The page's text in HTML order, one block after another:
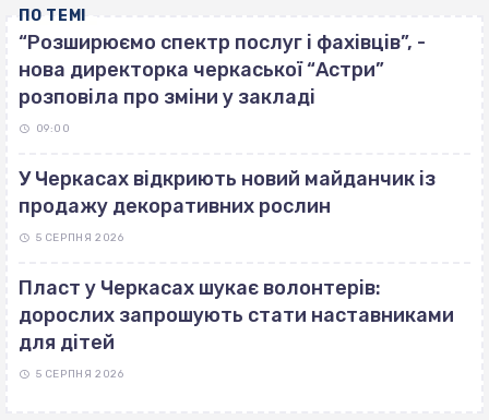
ПО ТЕМІ
“Розширюємо спектр послуг і фахівців”, -
нова директорка черкаської “Астри”
розповіла про зміни у закладі
09:00
У Черкасах відкриють новий майданчик із
продажу декоративних рослин
5 СЕРПНЯ 2026
Пласт у Черкасах шукає волонтерів:
дорослих запрошують стати наставниками
для дітей
5 СЕРПНЯ 2026